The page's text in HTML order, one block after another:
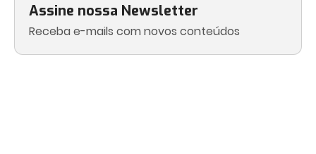
Assine nossa Newsletter
Receba e-mails com novos conteúdos